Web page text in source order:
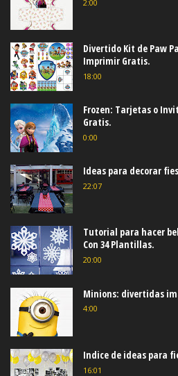
2:00
Divertido Kit de Paw
Imprimir Gratis.
18:00
Frozen: Tarjetas o
Gratis.
0:00
Ideas para decorar
22:07
Tutorial para hacer
Con 34 Plantillas.
20:00
Minions: divertidas
4:00
Indice de ideas para
16:01